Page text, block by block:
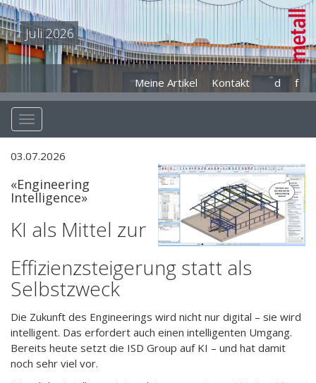
Juli 2026
Meine Artikel Kontakt d f
03.07.2026
«Engineering
Intelligence»
KI als Mittel zur
Effizienzsteigerung statt als
Selbstzweck
Die Zukunft des Engineerings wird nicht nur digital – sie wird
intelligent. Das erfordert auch einen intelligenten Umgang.
Bereits heute setzt die ISD Group auf KI – und hat damit
noch sehr viel vor.